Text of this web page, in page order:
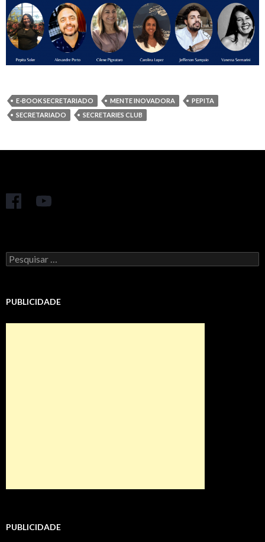
E-BOOK SECRETARIADO MENTE INOVADORA
PEPITA
SECRETARIADO
SECRETARIES CLUB
Pesquisar
por:
PUBLICIDADE
PUBLICIDADE